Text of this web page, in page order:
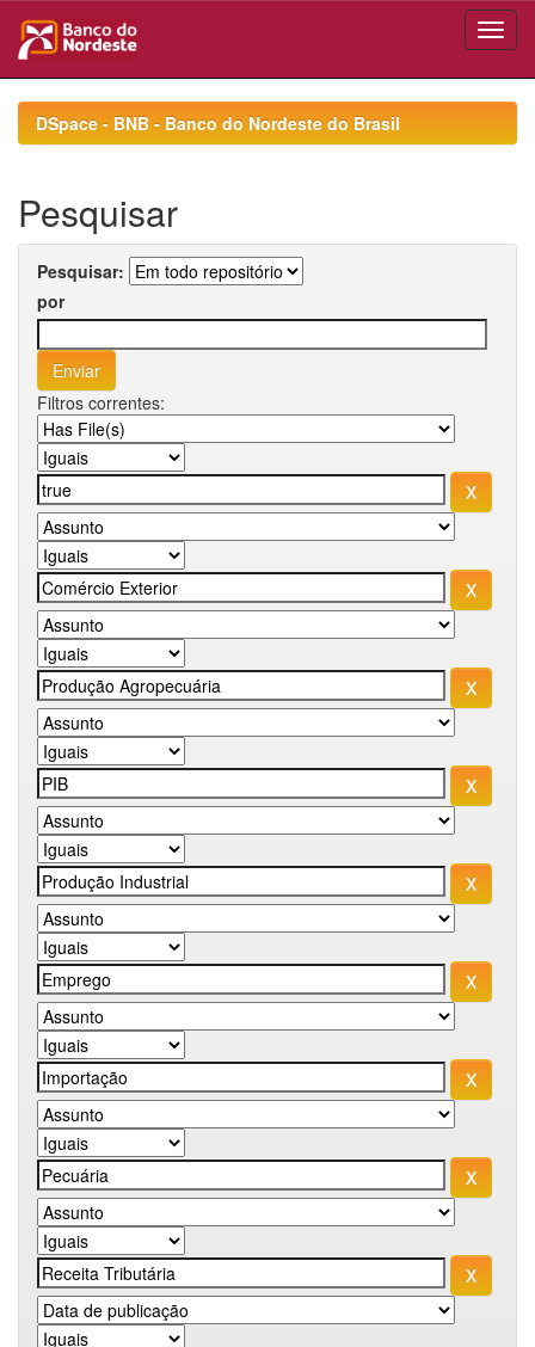
navigationDSpace - BNB - Banco do Nordeste do Brasil
Pesquisar
Pesquisar:
por
Filtros correntes: